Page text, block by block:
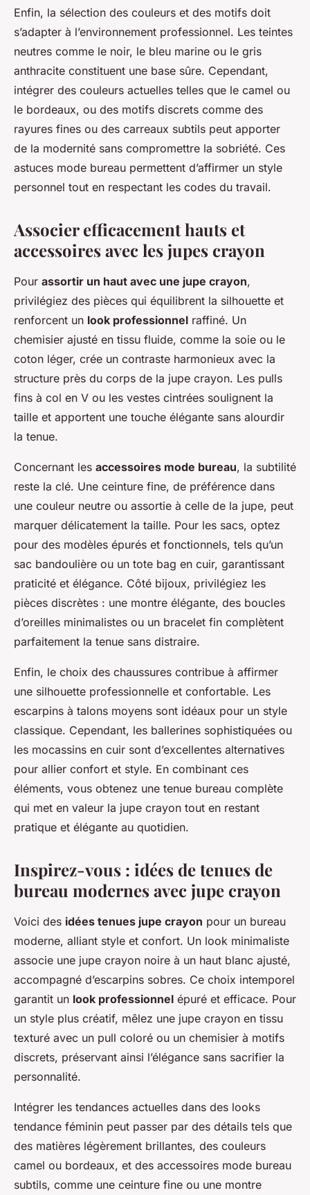
Enfin, la sélection des couleurs et des motifs doit
s’adapter à l’environnement professionnel. Les teintes
neutres comme le noir, le bleu marine ou le gris
anthracite constituent une base sûre. Cependant,
intégrer des couleurs actuelles telles que le camel ou
le bordeaux, ou des motifs discrets comme des
rayures fines ou des carreaux subtils peut apporter
de la modernité sans compromettre la sobriété. Ces
astuces mode bureau permettent d’affirmer un style
personnel tout en respectant les codes du travail.
Associer efficacement hauts et
accessoires avec les jupes crayon
Pour assortir un haut avec une jupe crayon,
privilégiez des pièces qui équilibrent la silhouette et
renforcent un look professionnel raffiné. Un
chemisier ajusté en tissu fluide, comme la soie ou le
coton léger, crée un contraste harmonieux avec la
structure près du corps de la jupe crayon. Les pulls
fins à col en V ou les vestes cintrées soulignent la
taille et apportent une touche élégante sans alourdir
la tenue.
Concernant les accessoires mode bureau, la subtilité
reste la clé. Une ceinture fine, de préférence dans
une couleur neutre ou assortie à celle de la jupe, peut
marquer délicatement la taille. Pour les sacs, optez
pour des modèles épurés et fonctionnels, tels qu’un
sac bandoulière ou un tote bag en cuir, garantissant
praticité et élégance. Côté bijoux, privilégiez les
pièces discrètes : une montre élégante, des boucles
d’oreilles minimalistes ou un bracelet fin complètent
parfaitement la tenue sans distraire.
Enfin, le choix des chaussures contribue à affirmer
une silhouette professionnelle et confortable. Les
escarpins à talons moyens sont idéaux pour un style
classique. Cependant, les ballerines sophistiquées ou
les mocassins en cuir sont d’excellentes alternatives
pour allier confort et style. En combinant ces
éléments, vous obtenez une tenue bureau complète
qui met en valeur la jupe crayon tout en restant
pratique et élégante au quotidien.
Inspirez-vous : idées de tenues de
bureau modernes avec jupe crayon
Voici des idées tenues jupe crayon pour un bureau
moderne, alliant style et confort. Un look minimaliste
associe une jupe crayon noire à un haut blanc ajusté,
accompagné d’escarpins sobres. Ce choix intemporel
garantit un look professionnel épuré et efficace. Pour
un style plus créatif, mêlez une jupe crayon en tissu
texturé avec un pull coloré ou un chemisier à motifs
discrets, préservant ainsi l’élégance sans sacrifier la
personnalité.
Intégrer les tendances actuelles dans des looks
tendance féminin peut passer par des détails tels que
des matières légèrement brillantes, des couleurs
camel ou bordeaux, et des accessoires mode bureau
subtils, comme une ceinture fine ou une montre